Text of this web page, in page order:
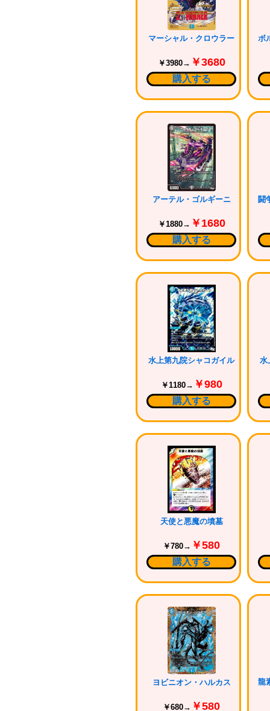
マーシャル・クロウラー
￥3980→ ￥3680
購入する
アーテル・ゴルギーニ
￥1880→ ￥1680
購入する
水上第九院シャコガイル
￥1180→ ￥980
購入する
水
天使と悪魔の墳墓
￥780→ ￥580
購入する
ヨビニオン・ハルカス
￥680→ ￥580